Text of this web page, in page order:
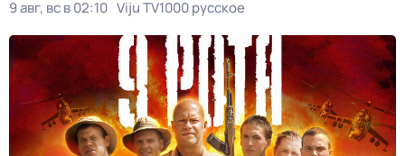
9 авг, вс в 02:10 Viju TV1000 русское